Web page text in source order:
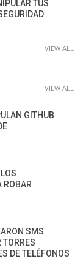
TUS
VIEW ALL
VIEW ALL
GITHUB
ROBAR
SMS
TORRES
DE TELÉFONOS